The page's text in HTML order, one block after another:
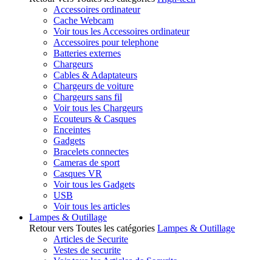
Accessoires ordinateur
Cache Webcam
Voir tous les Accessoires ordinateur
Accessoires pour telephone
Batteries externes
Chargeurs
Cables & Adaptateurs
Chargeurs de voiture
Chargeurs sans fil
Voir tous les Chargeurs
Ecouteurs & Casques
Enceintes
Gadgets
Bracelets connectes
Cameras de sport
Casques VR
Voir tous les Gadgets
USB
Voir tous les articles
Lampes & Outillage
Retour vers Toutes les catégories Lampes & Outillage
Articles de Securite
Vestes de securite